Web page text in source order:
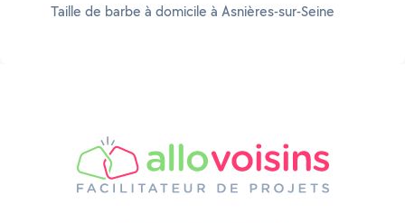
Taille de barbe à domicile à Asnières-sur-Seine